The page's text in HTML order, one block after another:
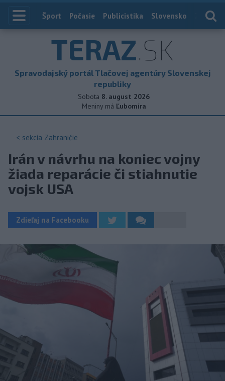
Index
Šport Počasie Publicistika Slovensko
TERAZ.SK
Spravodajský portál Tlačovej agentúry Slovenskej
republiky
Sobota 8. august 2026
Meniny má Ľubomíra
< sekcia Zahraničie
Irán v návrhu na koniec vojny
žiada reparácie či stiahnutie
vojsk USA
Zdieľaj na Facebooku